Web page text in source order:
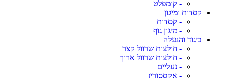
- קומפלט
קסדות ומיגון
- קסדות
- מיגון גוף
ביגוד והנעלה
- חולצות שרוול קצר
- חולצות שרוול ארוך
- נעליים
- אקססוריז